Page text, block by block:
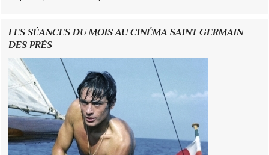
LES SÉANCES DU MOIS AU CINÉMA SAINT GERMAIN
DES PRÉS